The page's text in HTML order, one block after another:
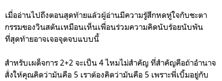
เมื่ออ่านไปถึงตอนสุดท้ายแล้วผู้อ่านมีความรู้สึกหดหู่ใจกับชะตา
กรรมของวินสตันเหมือนเห็นเพื่อนร่วมความคิดนับร้อยนับพัน
ที่สุดท้ายอาจเจอจุดจบแบบนี้
สำหรับเผด็จการ 2+2 จะเป็น 4 ไหมไม่สำคัญ ที่สำคัญคือถ้าอำนาจ
สั่งให้คุณคิดว่ามันคือ 5 เราต้องคิดว่ามันคือ 5 เพราะพี่เบิ้มอยู่กับ